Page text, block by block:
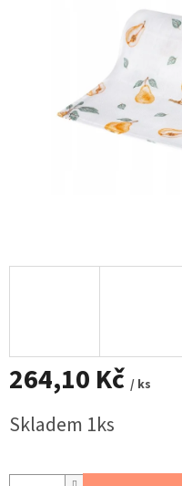
264,10 Kč / ks
cena:
Skladem 1ks